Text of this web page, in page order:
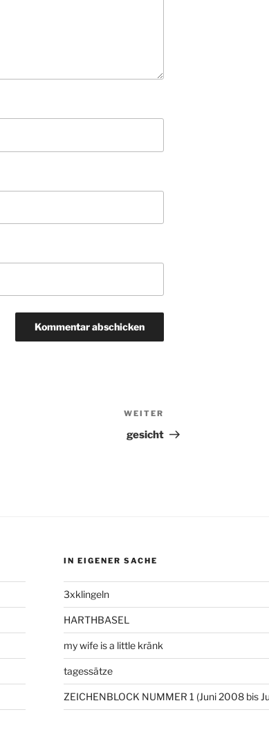
Beitrag
WEITER
gesicht
IN EIGENER SACHE
3xklingeln
HARTHBASEL
my wife is a little kränk
tagessätze
ZEICHENBLOCK NUMMER 1 (Juni 2008 bis